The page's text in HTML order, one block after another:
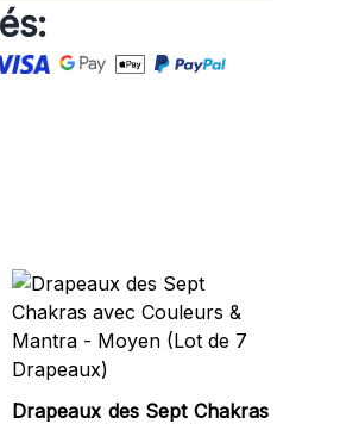
Drapeaux des Sept Chakras